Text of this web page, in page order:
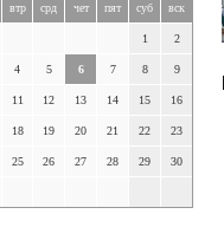
втр срд чет пят суб вск
1 2
4 5 6 7 8 9
11 12 13 14 15 16
18 19 20 21 22 23
25 26 27 28 29 30